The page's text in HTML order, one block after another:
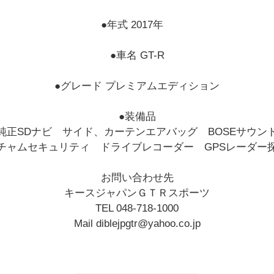
●年式 2017年
●車名 GT-R
●グレード プレミアムエディション
●装備品
正SDナビ サイド、カーテンエアバッグ BOSEサウン
ャムセキュリティ ドライブレコーダー GPSレーダー
お問い合わせ先
キースジャパンＧＴＲスポーツ
TEL 048-718-1000
Mail diblejpgtr@yahoo.co.jp